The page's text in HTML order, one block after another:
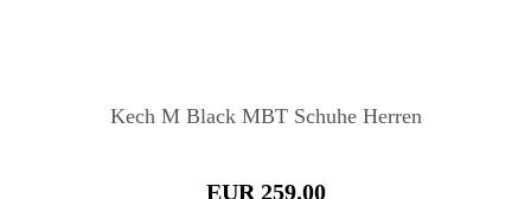
Kech M Black MBT Schuhe Herren
EUR 259.00